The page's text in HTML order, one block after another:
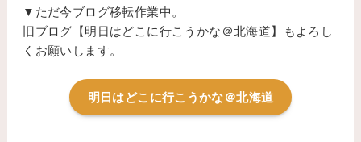
▼ただ今ブログ移転作業中。
旧ブログ【明日はどこに行こうかな＠北海道】もよろし
くお願いします。
明日はどこに行こうかな＠北海道